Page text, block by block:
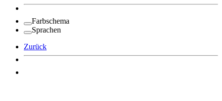
Farbschema
Sprachen
Zurück